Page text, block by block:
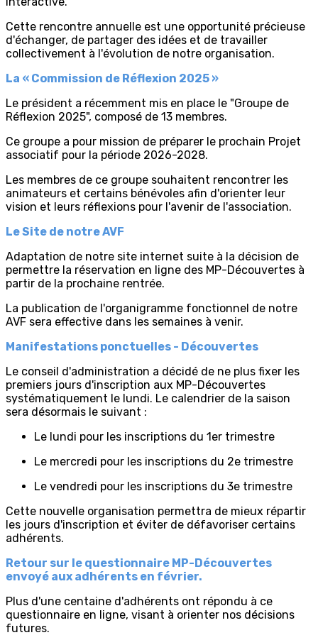
Cette rencontre annuelle est une opportunité précieuse
d'échanger, de partager des idées et de travailler
collectivement à l'évolution de notre organisation.
La « Commission de Réflexion 2025 »
Le président a récemment mis en place le "Groupe de
Réflexion 2025", composé de 13 membres.
Ce groupe a pour mission de préparer le prochain Projet
associatif pour la période 2026-2028.
Les membres de ce groupe souhaitent rencontrer les
animateurs et certains bénévoles afin d'orienter leur
vision et leurs réflexions pour l'avenir de l'association.
Le Site de notre AVF
Adaptation de notre site internet suite à la décision de
permettre la réservation en ligne des MP-Découvertes à
partir de la prochaine rentrée.
La publication de l'organigramme fonctionnel de notre
AVF sera effective dans les semaines à venir.
Manifestations ponctuelles - Découvertes
Le conseil d'administration a décidé de ne plus fixer les
premiers jours d'inscription aux MP-Découvertes
systématiquement le lundi. Le calendrier de la saison
sera désormais le suivant :
Le lundi pour les inscriptions du 1er trimestre
Le mercredi pour les inscriptions du 2e trimestre
Le vendredi pour les inscriptions du 3e trimestre
Cette nouvelle organisation permettra de mieux répartir
les jours d'inscription et éviter de défavoriser certains
adhérents.
Retour sur le questionnaire MP-Découvertes
envoyé aux adhérents en février.
Plus d'une centaine d'adhérents ont répondu à ce
questionnaire en ligne, visant à orienter nos décisions
futures.